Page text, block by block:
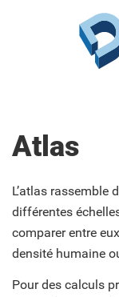
Aller au contenu
Atlas
L’atlas rassemble
différentes
comparer entre
densité humaine
Pour des calculs